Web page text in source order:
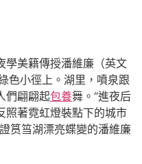
學美籍傳授潘維廉（英文
色小徑上。湖里，噴泉跟
們翩翩起包養舞。“進夜后
照著霓虹燈裝點下的城市
筼筜湖漂亮蝶變的潘維廉